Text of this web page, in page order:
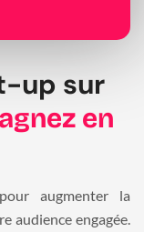
up sur
en
augmenter la
audience engagée.